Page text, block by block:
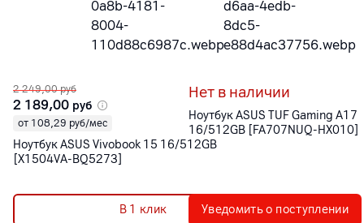
2 249,00 руб
2 189,00 руб
от 108,29 руб/мес
Ноутбук ASUS Vivobook 15 16/512GB
[X1504VA-BQ5273]
В 1 клик
Нет в наличии
Ноутбук ASUS TUF Gaming A17
16/512GB [FA707NUQ-HX010]
Уведомить о поступлении